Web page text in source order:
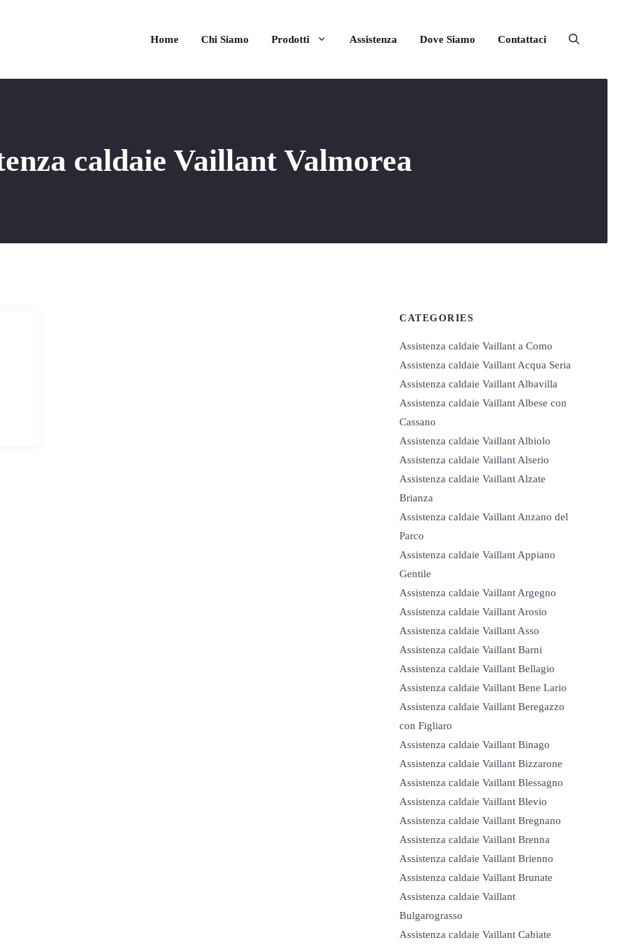
Home Chi Siamo Prodotti Assistenza Dove Siamo Contattaci
caldaie Vaillant Valmorea
CATEGORIES
Assistenza caldaie Vaillant a Como
Assistenza caldaie Vaillant Acqua Seria
Assistenza caldaie Vaillant Albavilla
Assistenza caldaie Vaillant Albese con
Cassano
Assistenza caldaie Vaillant Albiolo
Assistenza caldaie Vaillant Alserio
Assistenza caldaie Vaillant Alzate
Brianza
Assistenza caldaie Vaillant Anzano del
Parco
Assistenza caldaie Vaillant Appiano
Gentile
Assistenza caldaie Vaillant Argegno
Assistenza caldaie Vaillant Arosio
Assistenza caldaie Vaillant Asso
Assistenza caldaie Vaillant Barni
Assistenza caldaie Vaillant Bellagio
Assistenza caldaie Vaillant Bene Lario
Assistenza caldaie Vaillant Beregazzo
con Figliaro
Assistenza caldaie Vaillant Binago
Assistenza caldaie Vaillant Bizzarone
Assistenza caldaie Vaillant Blessagno
Assistenza caldaie Vaillant Blevio
Assistenza caldaie Vaillant Bregnano
Assistenza caldaie Vaillant Brenna
Assistenza caldaie Vaillant Brienno
Assistenza caldaie Vaillant Brunate
Assistenza caldaie Vaillant
Bulgarograsso
Assistenza caldaie Vaillant Cabiate